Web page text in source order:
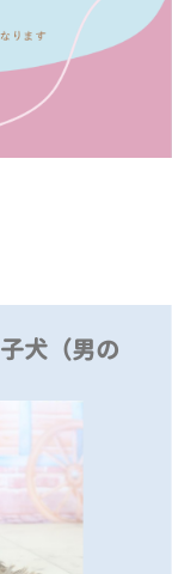
犬（男の